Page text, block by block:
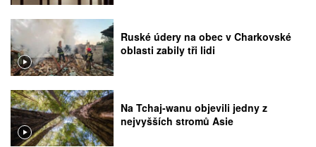
Ruské údery na obec v Charkovské
oblasti zabily tři lidi
Na Tchaj-wanu objevili jedny z
nejvyšších stromů Asie